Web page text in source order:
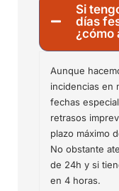
Si
días
¿cómo
Aunque
incidencias en
fechas
retrasos
plazo máximo
No obstante
de 24h y si
en 4 horas.